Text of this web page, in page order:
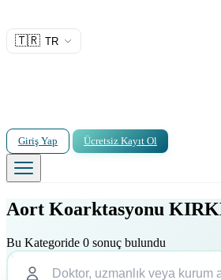
🇹🇷 TR
Giriş Yap Ücretsiz Kayıt Ol
Aort Koarktasyonu
Bu Kategoride 0 sonuç bulundu